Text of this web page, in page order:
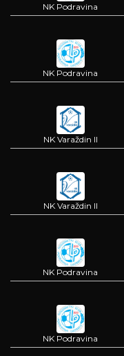
NK Podravina
NK Podravina
NK Varaždin II
NK Varaždin II
NK Podravina
NK Podravina